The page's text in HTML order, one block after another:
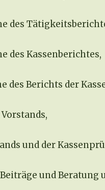
des
des Kassenberichtes,
des Berichts der
und der
und Beratung